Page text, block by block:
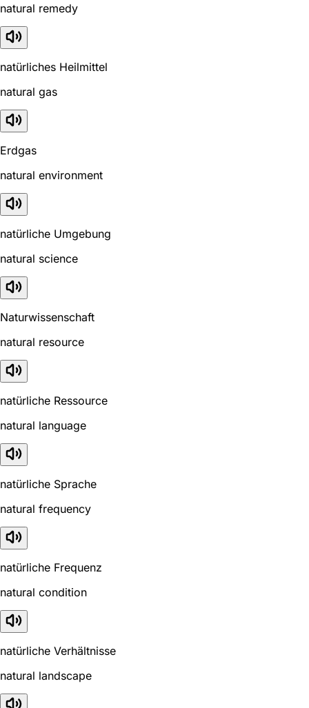
natural remedy
natürliches Heilmittel
natural gas
Erdgas
natural environment
natürliche Umgebung
natural science
Naturwissenschaft
natural resource
natürliche Ressource
natural language
natürliche Sprache
natural frequency
natürliche Frequenz
natural condition
natürliche Verhältnisse
natural landscape